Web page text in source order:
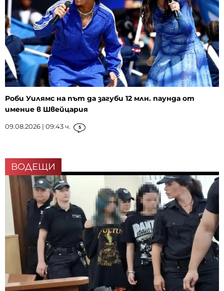
Роби Уилямс на път да загуби 12 млн. паунда от
имение в Швейцария
09.08.2026 | 09:43 ч. 5
ВОДЕЩИ